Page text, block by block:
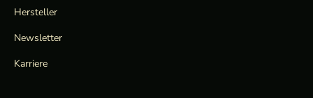
Hersteller
Newsletter
Karriere